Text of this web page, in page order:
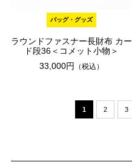
バッグ・グッズ
ラウンドファスナー長財布 カー
ド段36＜コメット小物＞
33,000円
（税込）
1 2 3